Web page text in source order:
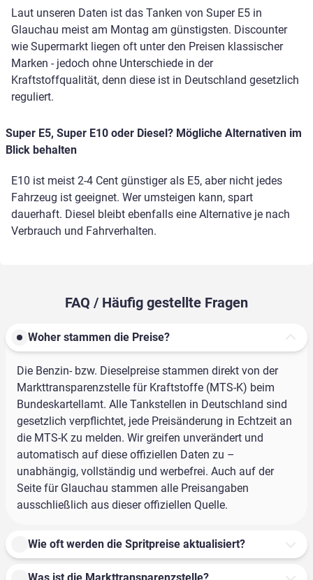
Laut unseren Daten ist das Tanken von Super E5 in
Glauchau meist am Montag am günstigsten. Discounter
wie Supermarkt liegen oft unter den Preisen klassischer
Marken - jedoch ohne Unterschiede in der
Kraftstoffqualität, denn diese ist in Deutschland gesetzlich
reguliert.
Super E5, Super E10 oder Diesel? Mögliche Alternativen im
Blick behalten
E10 ist meist 2-4 Cent günstiger als E5, aber nicht jedes
Fahrzeug ist geeignet. Wer umsteigen kann, spart
dauerhaft. Diesel bleibt ebenfalls eine Alternative je nach
Verbrauch und Fahrverhalten.
FAQ / Häufig gestellte Fragen
Woher stammen die Preise?
Die Benzin- bzw. Dieselpreise stammen direkt von der
Markttransparenzstelle für Kraftstoffe (MTS-K) beim
Bundeskartellamt. Alle Tankstellen in Deutschland sind
gesetzlich verpflichtet, jede Preisänderung in Echtzeit an
die MTS-K zu melden. Wir greifen unverändert und
automatisch auf diese offiziellen Daten zu –
unabhängig, vollständig und werbefrei. Auch auf der
Seite für Glauchau stammen alle Preisangaben
ausschließlich aus dieser offiziellen Quelle.
Wie oft werden die Spritpreise aktualisiert?